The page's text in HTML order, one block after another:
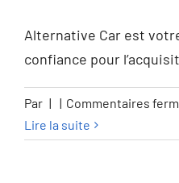
Alternative Car est
confiance pour
Par | | Commentaires
Lire la suite